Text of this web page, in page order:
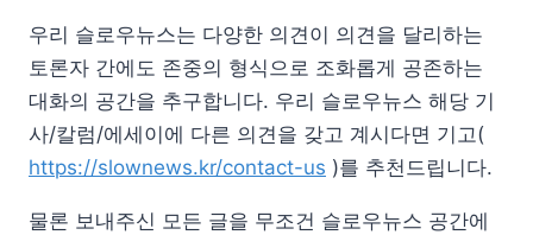
우리 슬로우뉴스는 다양한 의견이 의견을 달리하는
토론자 간에도 존중의 형식으로 조화롭게 공존하는
대화의 공간을 추구합니다. 우리 슬로우뉴스 해당 기
사/칼럼/에세이에 다른 의견을 갖고 계시다면 기고(
https://slownews.kr/contact-us )를 추천드립니다.
물론 보내주신 모든 글을 무조건 슬로우뉴스 공간에